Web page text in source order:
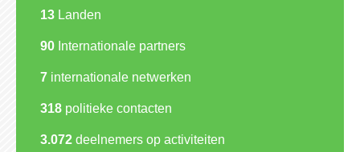
13 Landen
90 Internationale partners
7 internationale netwerken
318 politieke contacten
3.072 deelnemers op activiteiten